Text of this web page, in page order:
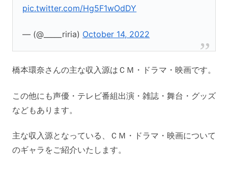
pic.twitter.com/Hg5F1wOdDY
— (@_____riria) October 14, 2022
橋本環奈さんの主な収入源はＣＭ・ドラマ・映画です。
この他にも声優・テレビ番組出演・雑誌・舞台・グッズ
などもあります。
主な収入源となっている、ＣＭ・ドラマ・映画について
のギャラをご紹介いたします。